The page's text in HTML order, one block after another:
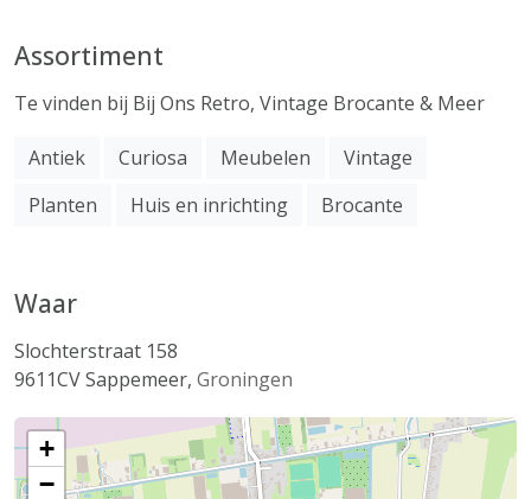
Assortiment
Te vinden bij Bij Ons Retro, Vintage Brocante & Meer
Antiek Curiosa Meubelen
Vintage
Planten
Huis en inrichting Brocante
Waar
Slochterstraat 158
9611CVSappemeer, Groningen
+
−